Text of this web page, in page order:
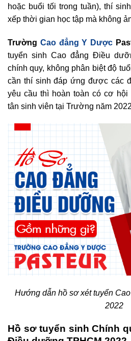
hoặc buổi tối trong tuần), thí
xếp thời gian học tập mà không
Trường Cao đẳng Y Dược
tuyển sinh Cao đẳng Điều
chính quy, không phân biệt độ
cần thí sinh đáp ứng được các
yêu cầu thì hoàn toàn có cơ hội
tân sinh viên tại Trường năm
Hướng dẫn hồ sơ xét tuyển
2022
Hồ sơ tuyển sinh Chính